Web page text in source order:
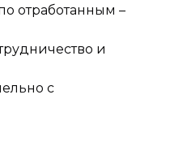
отработанным –
и
с